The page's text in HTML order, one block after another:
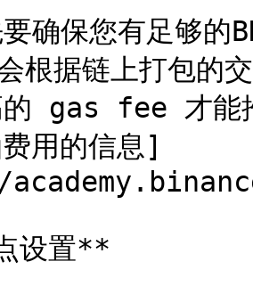
确保您有足够的
据链上打包的交
的 gas fee 才能
用的信息]
设置**